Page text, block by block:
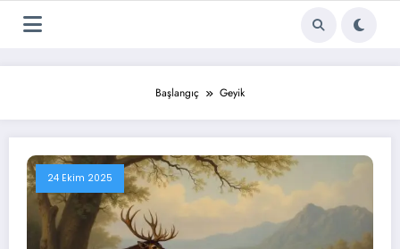
Başlangıç Geyik
24 Ekim 2025